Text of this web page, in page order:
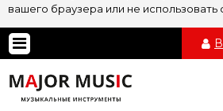
вашего браузера или не использовать